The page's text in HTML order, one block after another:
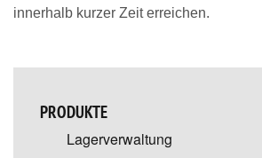
innerhalb kurzer Zeit erreichen.
PRODUKTE
Lagerverwaltung